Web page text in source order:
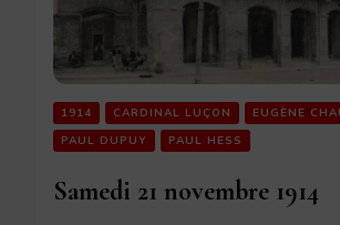
1914 CARDINAL LUÇON
EUGÈNE
PAUL DUPUY
PAUL HESS
Samedi 21 novembre 1914